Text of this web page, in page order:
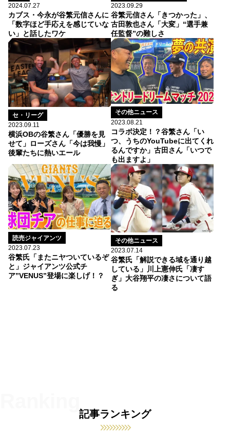
2024.07.27
カブス・今永が谷繁元信さんに
「数字ほど手応えを感じていな
い」と話したワケ
2023.09.29
谷繁元信さん「きつかった」、
古田敦也さん「大変」“選手兼
任監督”の難しさ
セ・リーグ
2023.09.11
横浜OBの谷繁さん「優勝を見
せて」ローズさん「今は我慢」
後輩たちに熱いエール
その他ニュース
2023.08.21
コラボ決定！？谷繁さん「い
つ、うちのYouTubeに出てくれ
るんですか」古田さん「いつで
も出ますよ」
読売ジャイアンツ
2023.07.23
谷繁氏「またニヤついているぞ
と」ジャイアンツ公式チ
ア”VENUS”登場に楽しげ！？
その他ニュース
2023.07.14
谷繁氏「解説できる域を通り越
している」川上憲伸氏「凄す
ぎ」大谷翔平の凄さについて語
る
記事ランキング